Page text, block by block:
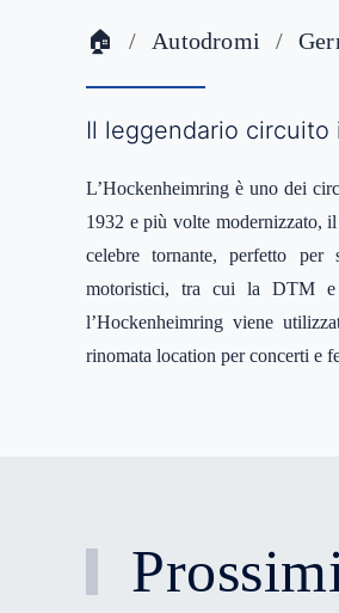
🏠 Autodromi
Il leggendario
L’Hockenheimring è uno dei
1932 e più volte modernizzato,
celebre tornante, perfetto per
motoristici, tra cui la DTM e
l’Hockenheimring viene
rinomata location per concerti e